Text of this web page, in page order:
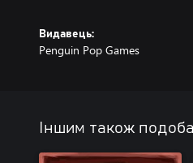
Видавець:
Penguin Pop Games
Іншим також